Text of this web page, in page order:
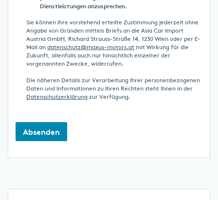
Dienstleistungen anzusprechen.
Sie können Ihre vorstehend erteilte Zustimmung jederzeit ohne
Angabe von Gründen mittels Briefs an die Asia Car Import
Austria GmbH, Richard Strauss-Straße 14, 1230 Wien oder per E-
Mail andatenschutz@maxus-motors.at mit Wirkung für die
Zukunft, allenfalls auch nur hinsichtlich einzelner der
vorgenannten Zwecke, widerrufen.
Die näheren Details zur Verarbeitung Ihrer personenbezogenen
Daten und Informationen zu Ihren Rechten steht Ihnen in der
Datenschutzerklärung zur Verfügung.